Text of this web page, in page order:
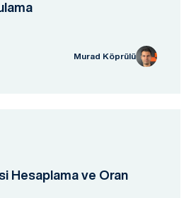
Murad Köprülü
Hesaplama ve Oran